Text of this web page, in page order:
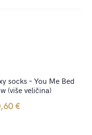
socks – You Me Bed
(više veličina)
€